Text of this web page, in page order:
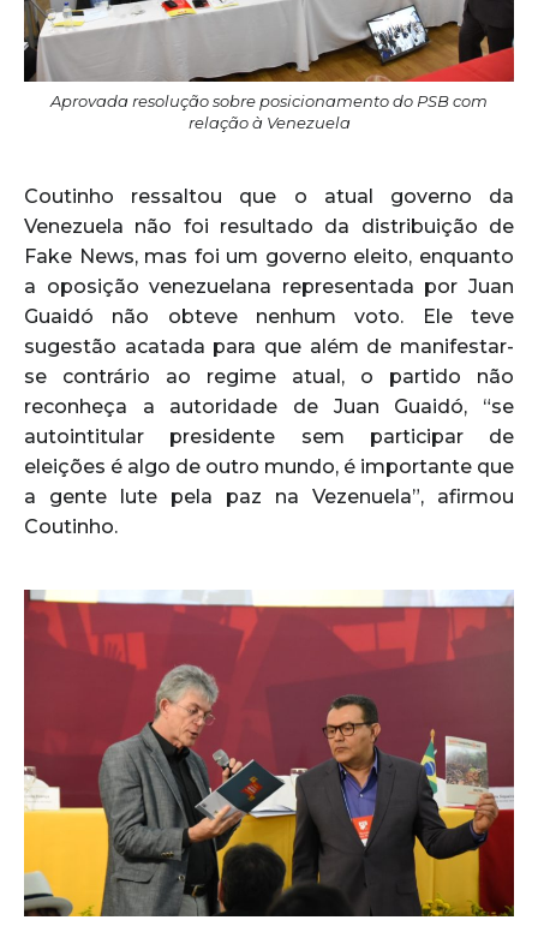
Aprovada resolução sobre posicionamento do PSB com
relação à Venezuela
Coutinho ressaltou que o atual governo da
Venezuela não foi resultado da distribuição de
Fake News, mas foi um governo eleito, enquanto
a oposição venezuelana representada por Juan
Guaidó não obteve nenhum voto. Ele teve
sugestão acatada para que além de manifestar-
se contrário ao regime atual, o partido não
reconheça a autoridade de Juan Guaidó, “se
autointitular presidente sem participar de
eleições é algo de outro mundo, é importante que
a gente lute pela paz na Vezenuela”, afirmou
Coutinho.